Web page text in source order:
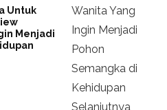
Untuk
Menjadi